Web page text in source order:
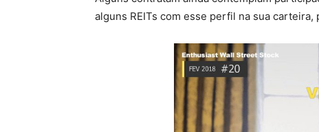
alguns REITs com esse perfil na sua